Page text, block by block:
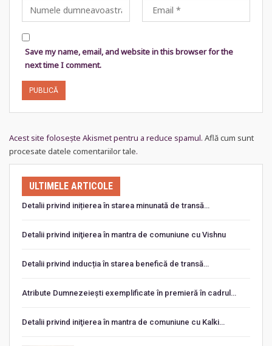
Save my name, email, and website in this browser for the
next time I comment.
Acest site folosește Akismet pentru a reduce spamul. Află cum sunt
procesate datele comentariilor tale.
ULTIMELE ARTICOLE
Detalii privind inițierea în starea minunată de transă…
Detalii privind iniţierea în mantra de comuniune cu Vishnu
Detalii privind inducția în starea benefică de transă…
Atribute Dumnezeiești exemplificate în premieră în cadrul…
Detalii privind iniţierea în mantra de comuniune cu Kalki…